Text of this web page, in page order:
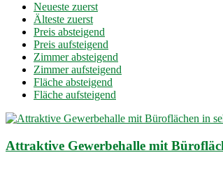
Neueste zuerst
Älteste zuerst
Preis absteigend
Preis aufsteigend
Zimmer absteigend
Zimmer aufsteigend
Fläche absteigend
Fläche aufsteigend
Attraktive Gewerbehalle mit